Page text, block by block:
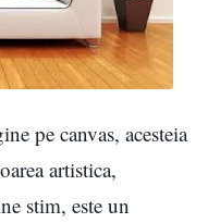
pe canvas, acesteia
artistica,
stim, este un